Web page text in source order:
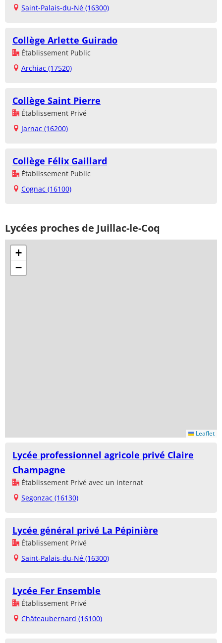
Saint-Palais-du-Né (16300)
Collège Arlette Guirado
Établissement Public
Archiac (17520)
Collège Saint Pierre
Établissement Privé
Jarnac (16200)
Collège Félix Gaillard
Établissement Public
Cognac (16100)
Lycées proches de Juillac-le-Coq
+
−
Leaflet
Lycée professionnel agricole privé Claire
Champagne
Établissement Privé avec un internat
Segonzac (16130)
Lycée général privé La Pépinière
Établissement Privé
Saint-Palais-du-Né (16300)
Lycée Fer Ensemble
Établissement Privé
Châteaubernard (16100)